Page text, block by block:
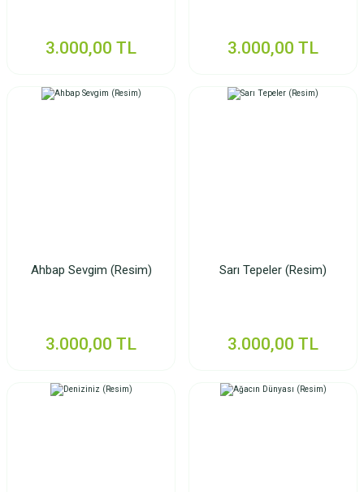
3.000,00 TL 3.000,00 TL
Ahbap Sevgim (Resim)
3.000,00 TL
Sarı Tepeler (Resim)
3.000,00 TL